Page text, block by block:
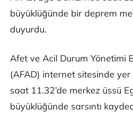
büyüklüğünde bir deprem
duyurdu.
Afet ve Acil Durum Yönetimi
(AFAD) internet sitesinde
saat 11.32’de merkez üssü
büyüklüğünde sarsıntı